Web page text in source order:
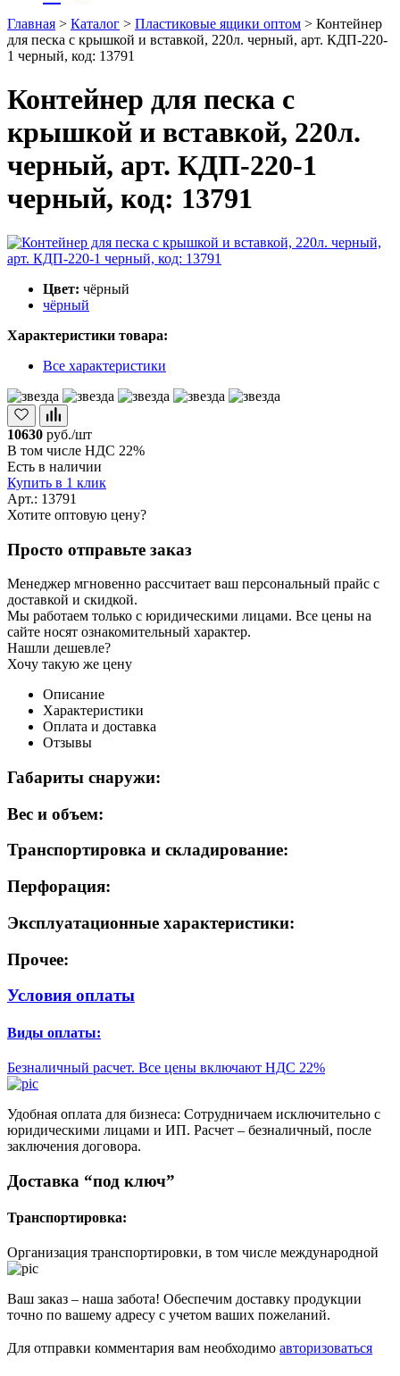
Главная > Каталог > Пластиковые ящики оптом > Контейнер
для песка с крышкой и вставкой, 220л. черный, арт. КДП-220-
1 черный, код: 13791
Контейнер для песка с
крышкой и вставкой, 220л.
черный, арт. КДП-220-1
черный, код: 13791
Цвет: чёрный
чёрный
Характеристики товара:
Все характеристики
10630 руб./шт
В том числе НДС 22%
Есть в наличии
Купить в 1 клик
Арт.: 13791
Хотите оптовую цену?
Просто отправьте заказ
Менеджер мгновенно рассчитает ваш персональный прайс с
доставкой и скидкой.
Мы работаем только с юридическими лицами. Все цены на
сайте носят ознакомительный характер.
Нашли дешевле?
Хочу такую же цену
Описание
Характеристики
Оплата и доставка
Отзывы
Габариты снаружи:
Вес и объем:
Транспортировка и складирование:
Перфорация:
Эксплуатационные характеристики:
Прочее:
Условия оплаты
Виды оплаты:
Безналичный расчет. Все цены включают НДС 22%
Удобная оплата для бизнеса: Сотрудничаем исключительно с
юридическими лицами и ИП. Расчет – безналичный, после
заключения договора.
Доставка “под ключ”
Транспортировка:
Организация транспортировки, в том числе международной
Ваш заказ – наша забота! Обеспечим доставку продукции
точно по вашему адресу с учетом ваших пожеланий.
Для отправки комментария вам необходимо авторизоваться